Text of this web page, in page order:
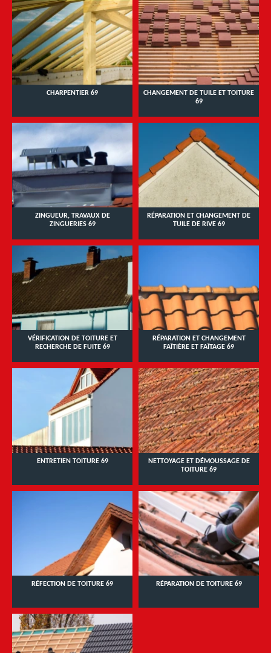
CHARPENTIER 69
CHANGEMENT DE TUILE ET TOITURE
69
ZINGUEUR, TRAVAUX DE
ZINGUERIES 69
RÉPARATION ET CHANGEMENT DE
TUILE DE RIVE 69
VÉRIFICATION DE TOITURE ET
RECHERCHE DE FUITE 69
RÉPARATION ET CHANGEMENT
FAÎTIÈRE ET FAÎTAGE 69
ENTRETIEN TOITURE 69
NETTOYAGE ET DÉMOUSSAGE DE
TOITURE 69
RÉFECTION DE TOITURE 69 RÉPARATION DE TOITURE 69